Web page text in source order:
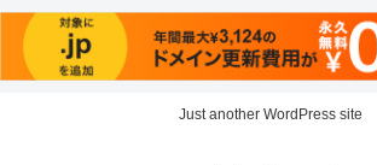
Just another WordPress site